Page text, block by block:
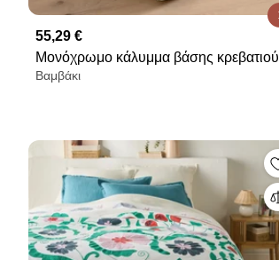
55,29 €
Μονόχρωμο κάλυμμα βάσης κρεβατιού
από βαμβάκι, Panama
Βαμβάκι